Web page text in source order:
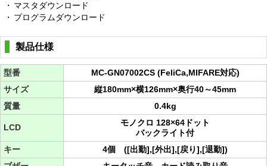
・ マスタダウンロード
・ プログラムダウンロード
製品仕様
型番
MC-GN07002CS (FeliCa,MIFARE対応)
サイズ
縦180mm×横126mm×奥行40～45mm
質量
0.4kg
LCD
モノクロ 128×64ドット
バックライト付
キー
4個 ([出勤],[外出],[戻り],[退勤])